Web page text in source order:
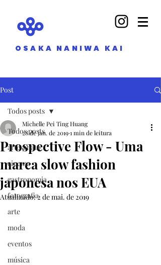
OSAKA NANIWA KAI
Post
Todos posts
artesanato
cinema
gastronomia
fotografia
arte
moda
eventos
música
Todos posts
Prospective Flow - Uma
marca slow fashion
japonesa nos EUA
Michelle Pei Ting Huang
28 de jan. de 20191 min de leitura
Atualizado:2 de mai. de 2019